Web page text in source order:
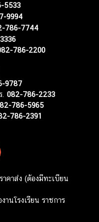
5533
9994
786-7744
786-2200
9787
082-786-2233
786-5965
786-2391
คาส่ง (ต้องมีทะเบียน
านโรงเรียน ราชการ